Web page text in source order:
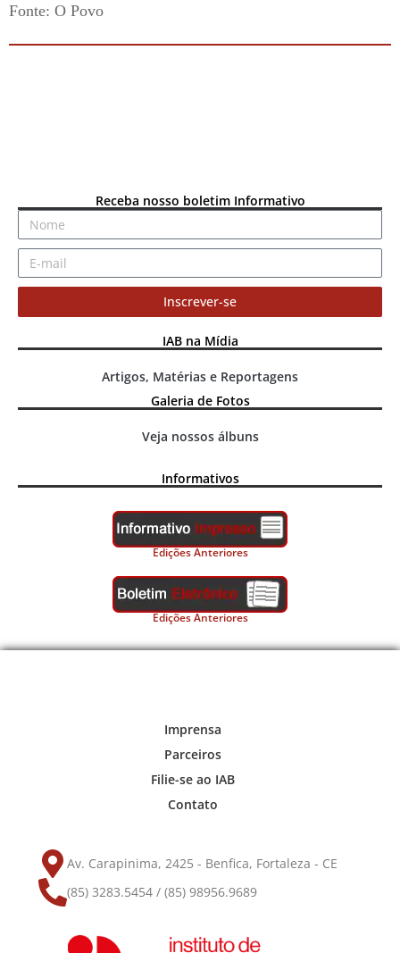
Fonte: O Povo
Receba nosso boletim Informativo
Inscrever-se
IAB na Mídia
Artigos, Matérias e Reportagens
Galeria de Fotos
Veja nossos álbuns
Informativos
Edições Anteriores
Edições Anteriores
Imprensa
Parceiros
Filie-se ao IAB
Contato
Av. Carapinima, 2425 - Benfica, Fortaleza - CE
(85) 3283.5454 / (85) 98956.9689